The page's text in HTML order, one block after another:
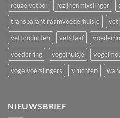
reuze vetbol
rozijnenmixslinger
transparant raamvoederhuisje
vetproducten
vetstaaf
voederring
vogelhuisje
vogelvoerslingers
vruchten
NIEUWSBRIEF